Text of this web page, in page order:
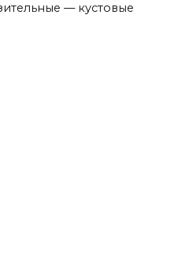
— кустовые